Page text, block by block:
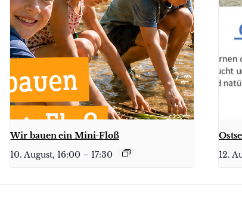
Wir bauen ein Mini-Floß
10. August, 16:00 – 17:30
12.